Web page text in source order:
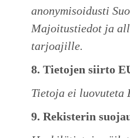
anonymisoidusti
Majoitustiedot ja
tarjoajille.
8. Tietojen siirto
Tietoja ei luovuteta
9. Rekisterin